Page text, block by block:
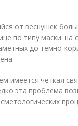
от веснушек
по типу маски: на
до темно-
имеется четкая
эта проблема